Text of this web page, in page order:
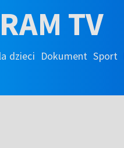
TV
dzieci Dokument Sport